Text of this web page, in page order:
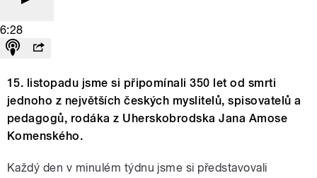
6:28
15. listopadu jsme si připomínali 350 let od smrti
jednoho z největších českých myslitelů, spisovatelů a
pedagogů, rodáka z Uherskobrodska Jana Amose
Komenského.
Každý den v minulém týdnu jsme si představovali